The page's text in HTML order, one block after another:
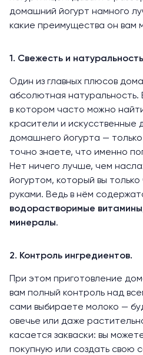
домашний йогурт намного
какие преимущества он вам
1. Свежесть и
Один из главных плюсов
абсолютная натуральность.
в котором часто можно
красители и искусственные
домашнего йогурта —
точно знаете, что именно
Нет ничего лучше, чем
йогуртом, который вы
руками. Ведь в нём
водорастворимые
минералы.
2. Контроль ингредиентов.
При этом приготовление
вам полный контроль над
сами выбираете молоко —
овечье или даже
касается закваски: вы
покупную или создать свою